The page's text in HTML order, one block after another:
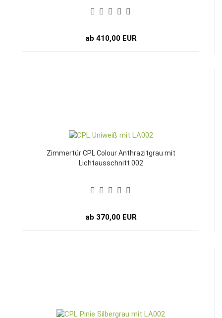
ab 410,00 EUR
Zimmertür CPL Colour Anthrazitgrau mit
Lichtausschnitt 002
ab 370,00 EUR